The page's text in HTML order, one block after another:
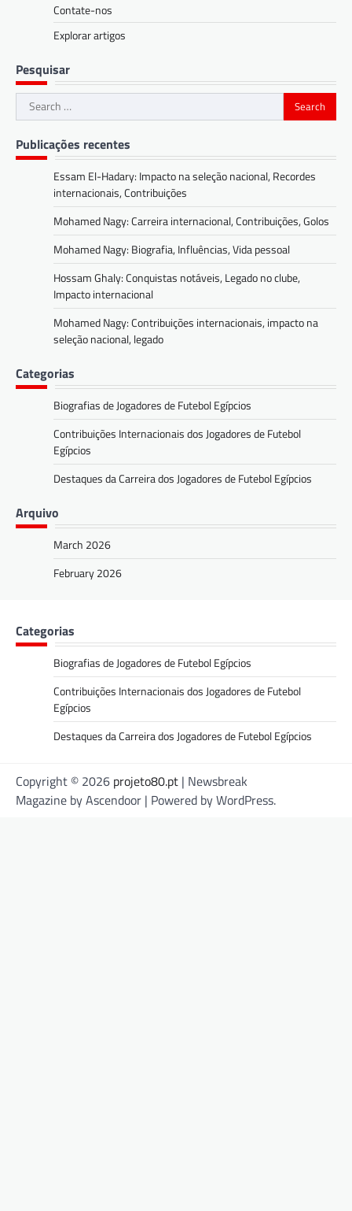
Contate-nos
Explorar artigos
Pesquisar
Search
for:
Publicações recentes
Essam El-Hadary: Impacto na seleção nacional, Recordes
internacionais, Contribuições
Mohamed Nagy: Carreira internacional, Contribuições, Golos
Mohamed Nagy: Biografia, Influências, Vida pessoal
Hossam Ghaly: Conquistas notáveis, Legado no clube,
Impacto internacional
Mohamed Nagy: Contribuições internacionais, impacto na
seleção nacional, legado
Categorias
Biografias de Jogadores de Futebol Egípcios
Contribuições Internacionais dos Jogadores de Futebol
Egípcios
Destaques da Carreira dos Jogadores de Futebol Egípcios
Arquivo
March 2026
February 2026
Categorias
Biografias de Jogadores de Futebol Egípcios
Contribuições Internacionais dos Jogadores de Futebol
Egípcios
Destaques da Carreira dos Jogadores de Futebol Egípcios
Copyright © 2026 projeto80.pt | Newsbreak
Magazine byAscendoor | Powered byWordPress.